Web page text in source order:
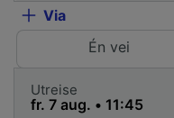
Via
Én vei
Utreise